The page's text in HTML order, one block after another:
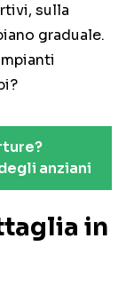
sulla
graduale.
anziani
in